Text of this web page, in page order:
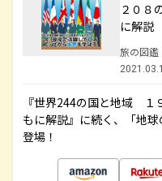
２０８
に解説
旅の図鑑
『世界244の国と地域 １
もに解説』に続く、「地
登場！